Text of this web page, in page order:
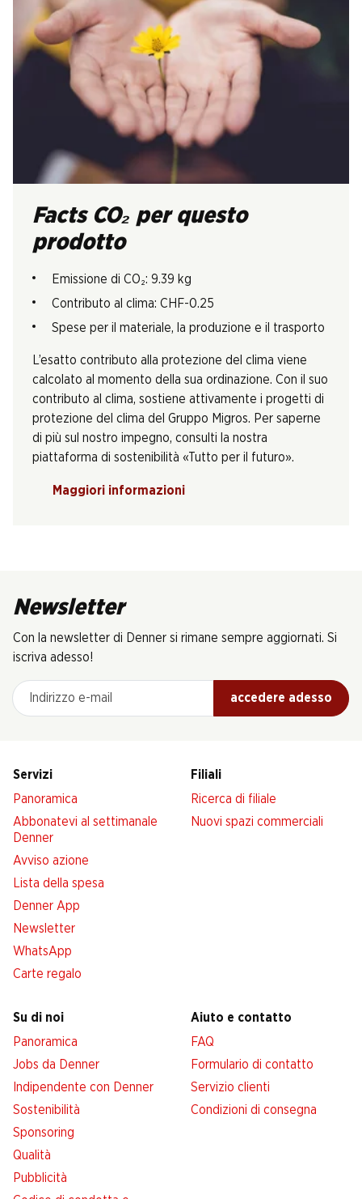
Facts CO₂ per questo
prodotto
Emissione di CO₂: 9.39 kg
Contributo al clima: CHF-0.25
Spese per il materiale, la produzione e il trasporto
L’esatto contributo alla protezione del clima viene
calcolato al momento della sua ordinazione. Con il suo
contributo al clima, sostiene attivamente i progetti di
protezione del clima del Gruppo Migros. Per saperne
di più sul nostro impegno, consulti la nostra
piattaforma di sostenibilità «Tutto per il futuro».
Maggiori informazioni
Newsletter
Con la newsletter di Denner si rimane sempre aggiornati. Si
iscriva adesso!
Indirizzo e-mail
accedere adesso
Servizi
Panoramica
Abbonatevi al settimanale
Denner
Avviso azione
Lista della spesa
Denner App
Newsletter
WhatsApp
Carte regalo
Filiali
Ricerca di filiale
Nuovi spazi commerciali
Su di noi
Panoramica
Jobs da Denner
Indipendente con Denner
Sostenibilità
Sponsoring
Qualità
Pubblicità
Aiuto e contatto
FAQ
Formulario di contatto
Servizio clienti
Condizioni di consegna